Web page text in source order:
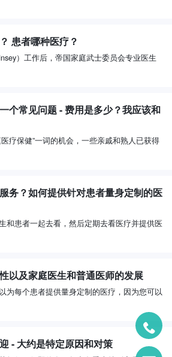
患者哪种医疗？
）工作后，帝国家庭武士委员会专业医生
个常见问题 - 费用是多少？我应该和
疗保健”一词的机会，一些亲戚和熟人已获得
务？如何提供针对患者量身定制的医
和患者一起去看，然后定期去看医疗并提供医
以及家庭医生和普通医师的发展
为每个患者提供量身定制的医疗，因为您可以
- 大约是特定原因和对策